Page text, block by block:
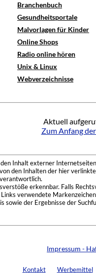
Branchenbuch
Gesundheitsportale
Malvorlagen für Kinder
Online Shops
Radio online hören
Unix & Linux
Webverzeichnisse
Aktuell
Zum Anfang
Inhalt externer
den Inhalten der hier
erkennbar. Falls
verwendete
der Ergebnisse der
Impressum -
Kontakt Werbemittel